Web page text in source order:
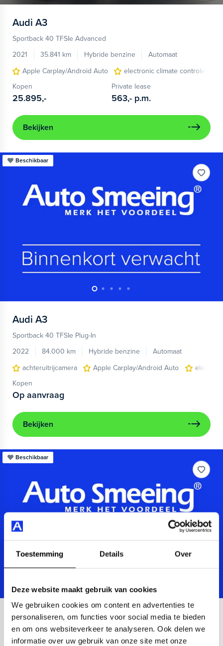
Toestemming Details Over
Deze website maakt gebruik van cookies
We gebruiken cookies om content en advertenties te
personaliseren, om functies voor social media te bieden
en om ons websiteverkeer te analyseren. Ook delen we
informatie over uw gebruik van onze site met onze
Audi A3
Sportback 40 TFSIe Advanced
2021
35.841 km Hybride benzine
Automaat
Apple Carplay/Android Auto
electronic climate controle
Kopen
25.895,-
Private lease
563,- p.m.
Bekijken
Beschikbaar
Audi A3
Sportback 40 TFSIe Plug-In
2022
84.000 km Hybride benzine
Automaat
achteruitrijcamera
Apple Carplay/Android Auto
Kopen
Op aanvraag
Bekijken
Beschikbaar
Audi A3
Sportback 40 TFSIe Advanced